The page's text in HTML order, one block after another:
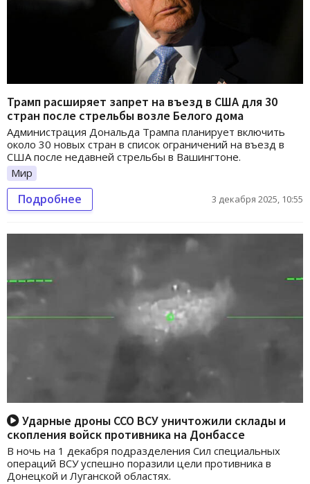
Трамп расширяет запрет на въезд в США для 30
стран после стрельбы возле Белого дома
Администрация Дональда Трампа планирует включить
около 30 новых стран в список ограничений на въезд в
США после недавней стрельбы в Вашингтоне.
Мир
Подробнее 3 декабря 2025, 10:55
Ударные дроны ССО ВСУ уничтожили склады и
скопления войск противника на Донбассе
В ночь на 1 декабря подразделения Сил специальных
операций ВСУ успешно поразили цели противника в
Донецкой и Луганской областях.